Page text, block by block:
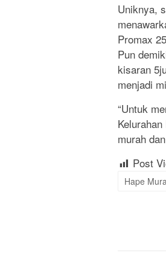
Uniknya,
Promax
Pun
kisaran
menjadi
“Untuk
murah
Post
Hape